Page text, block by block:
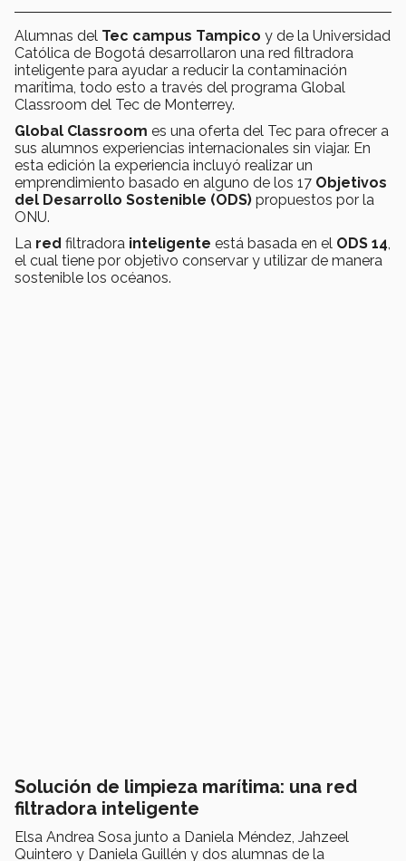
Alumnas del Tec campus Tampico y de la Universidad
Católica de Bogotá desarrollaron una red filtradora
inteligente para ayudar a reducir la contaminación
marítima, todo esto a través del programa Global
Classroom del Tec de Monterrey.
Global Classroom es una oferta del Tec para ofrecer a
sus alumnos experiencias internacionales sin viajar. En
esta edición la experiencia incluyó realizar un
emprendimiento basado en alguno de los 17 Objetivos
del Desarrollo Sostenible (ODS) propuestos por la
ONU.
La red filtradora inteligente está basada en el ODS 14
el cual tiene por objetivo conservar y utilizar de manera
sostenible los océanos.
Solución de limpieza marítima: una red
filtradora inteligente
Elsa Andrea Sosa junto a Daniela Méndez, Jahzeel
Quintero y Daniela Guillén y dos alumnas de la